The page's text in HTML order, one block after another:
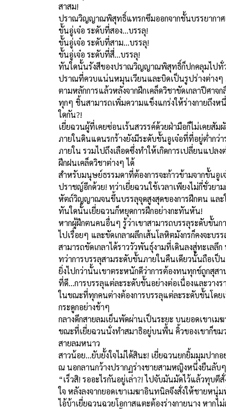
สาสม!
ปราณวิญญาณพิสุทธิ์แทรกซึมออกจากชั้นบรรยากา
ขั้นอู่เจ๋อ ระดับที่สอง…บรรลุ!
ขั้นอู่เจ๋อ ระดับที่สาม…บรรลุ!
ขั้นอู่เจ๋อ ระดับที่สี่…บรรลุ!
ทันใดนั้นรังสีของปราณวิญญาณพิสุทธิ์ก็ปกคลุมไปทั่ว
ปราณที่ควบแน่นหมุนเวียนและบิดเป็นรูปร่างต่างๆ
ตามหลักการแล้วหลังจากฝึกเคล็ดวิชาขัดเกลาปีศา
ทุกๆ ชิ้นสามารถเพิ่มความแข็งแกร่งให้ร่างกายถึง
ใดกัน?!
เยี่ยฉวนผู้ที่เคยซ่อนเร้นสวรรค์ด้วยฝ่ามือก็ไม่เคยสัม
ภายในดินแดนรกร้างยังมีระดับขั้นอูเจ๋อที่ที่อยู่ต่ำกว่
ภายใน รวมไปถึงเลือดซึ่งทำให้เกิดการเปลี่ยนแปล
ฝึกฝนเคล็ดวิชาต่างๆ ได้
สำหรับมนุษย์ธรรมดาที่ต้องการจะก้าวข้ามจากขั้นอู
ปราชญ์อีกด้วย! ทว่าเยี่ยฉวนใช้เวลาเพียงไม่กี่ชั่วย
หัตถ์วิญญาณจนขึ้นบรรลุจุดสูงสุดของการฝึกตน และ
ทันใดนั้นเยี่ยฉวนก็หยุดการฝึกอย่างกะทันหัน!
หากผู้ฝึกตนคนอื่นๆ รู้ว่าเขาสามารถบรรลุระดับขั้นก
ไปเรื่อยๆ และขัดเกลาผลึกเส้นโลหิตมังกรก็คงจะบ
สามารถขัดเกลาได้ราววัวพันธุ์งามที่เดินลงสู่ทะเล
ทว่าการบรรลุสามระดับขั้นภายในคืนเดียวนั้นถือเป็น
ยิ่งไปกว่านั้นเขาตระหนักดีว่าการต้องทนทุกข์ถูกสุส
ที่ดี...การบรรลุแต่ละระดับขั้นอย่างต่อเนื่องและวาง
ในขณะที่ทุกคนต่างต้องการบรรลุแต่ละระดับขั้นโด
กระดูกอย่างช้าๆ
กลางดึกสายลมเย็นพัดผ่านเป็นระยะ บนยอดเขาเ
ขณะที่เยี่ยฉวนนั่งทำสมาธิอยู่บนพื้น คิ้วของเขาก็ขม
สายลมหนาว
สาวน้อย...ยับยั้งใจไม่ได้สินะ! เยี่ยฉวนยกยิ้มมุมปาก
ณ นอกลานกว้างปรากฏร่างชายสามหญิงหนึ่งยืนลับ
“เร็วสิ! รออะไรกันอยู่เล่า?! ไปจับมันมัดไว้แล้วทุบ
ใจ หลังลงจากยอดเขาเมฆาอินทนิลจึงสั่งให้ชายห
ไอ้บ้าเยี่ยฉวนฉวยโอกาสแตะต้องร่างกายนาง หากไ